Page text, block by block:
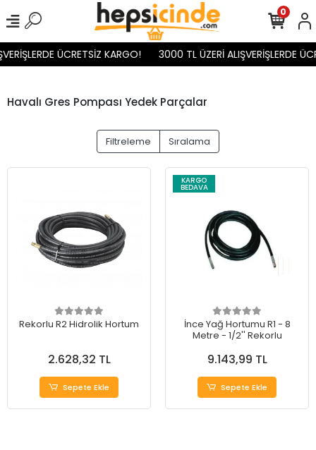
ÜCRETSİZ KARGO! 3000 TL ÜZERİ ALIŞVERİŞLERDE
0
Havalı Gres Pompası Yedek Parçalar
Filtreleme Sıralama
Rekorlu R2 Hidrolik Hortum
2.628,32 TL
Sepete Ekle
KARGO
BEDAVA
İnce Yağ Hortumu R1 - 8
Metre - 1/2'' Rekorlu
9.143,99 TL
Sepete Ekle